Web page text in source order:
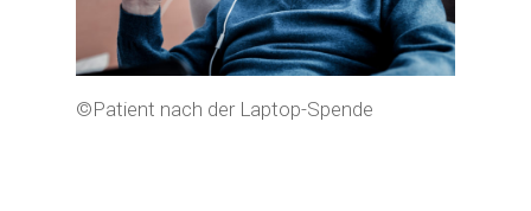
©Patient nach der Laptop-Spende
Kondolenzspende
Geldauflagen und
Tun Sie Gutes – wir
Wissenswertes
Jetzt spenden!